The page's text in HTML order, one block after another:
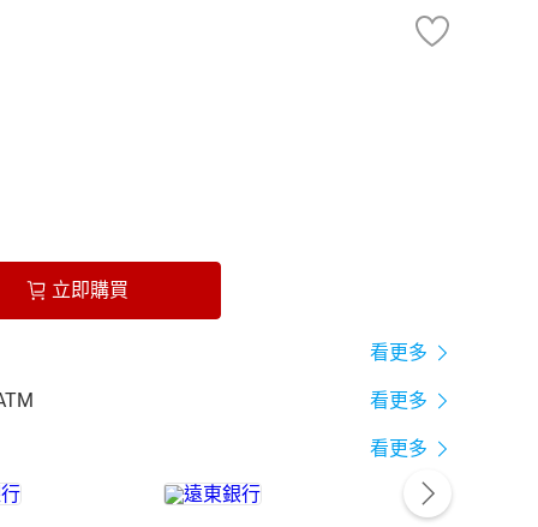
立即購買
看更多
看更多
看更多